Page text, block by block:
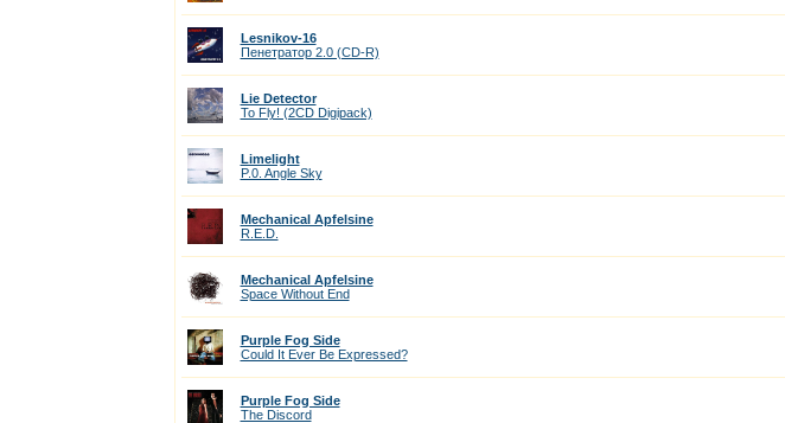
Lesnikov-16
Пенетратор 2.0 (CD-R)
Lie Detector
To Fly! (2CD Digipack)
Limelight
P.0. Angle Sky
Mechanical Apfelsine
R.E.D.
Mechanical Apfelsine
Space Without End
Purple Fog Side
Could It Ever Be Expressed?
Purple Fog Side
The Discord